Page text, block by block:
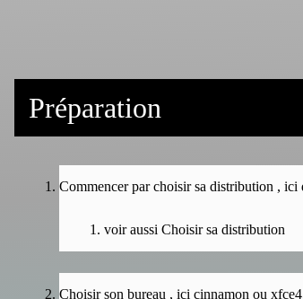
Préparation
Commencer par choisir sa distribution , ici
voir aussi Choisir sa distribution
Choisir son bureau , ici cinnamon ou